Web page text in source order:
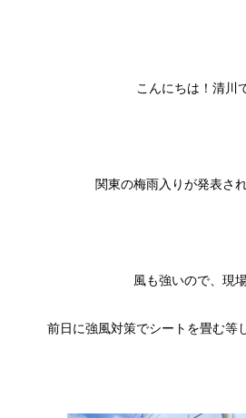
こんにちは！清川
関東の梅雨入りが発表さ
風も強いので、現
前日に強風対策でシートを畳む等